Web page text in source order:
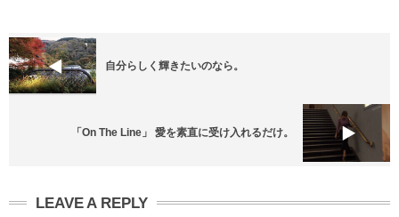
自分らしく輝きたいのなら。
「On The Line」 愛を素直に受け入れるだけ。
LEAVE A REPLY